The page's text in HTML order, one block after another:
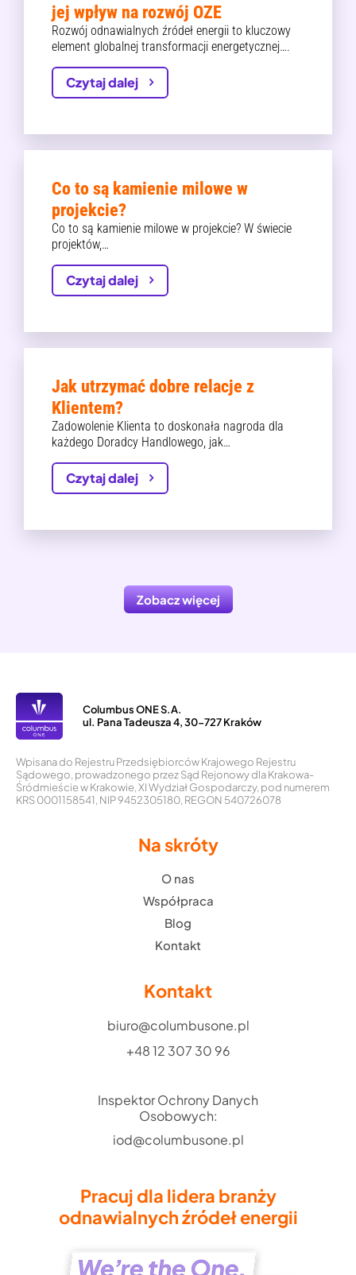
jej wpływ na rozwój OZE
Rozwój odnawialnych źródeł energii to kluczowy
element globalnej transformacji energetycznej….
Czytaj dalej
Co to są kamienie milowe w
projekcie?
Co to są kamienie milowe w projekcie? W świecie
projektów,…
Czytaj dalej
Jak utrzymać dobre relacje z
Klientem?
Zadowolenie Klienta to doskonała nagroda dla
każdego Doradcy Handlowego, jak…
Czytaj dalej
Zobacz więcej
Columbus ONE S.A.
ul. Pana Tadeusza 4, 30-727 Kraków
Wpisana do Rejestru Przedsiębiorców Krajowego Rejestru
Sądowego, prowadzonego przez Sąd Rejonowy dla Krakowa-
Śródmieście w Krakowie, XI Wydział Gospodarczy, pod numerem
KRS 0001158541, NIP 9452305180, REGON 540726078
Na skróty
O nas
Współpraca
Blog
Kontakt
Kontakt
biuro@columbusone.pl
+48 12 307 30 96
Inspektor Ochrony Danych
Osobowych:
iod@columbusone.pl
Pracuj dla lidera branży
odnawialnych źródeł energii